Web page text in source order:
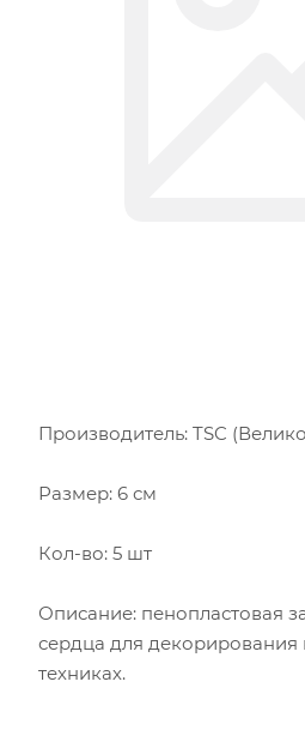
Производитель: TSC
Размер: 6 см
Кол-во: 5 шт
Описание: пенопластовая
сердца для декорирования
техниках.